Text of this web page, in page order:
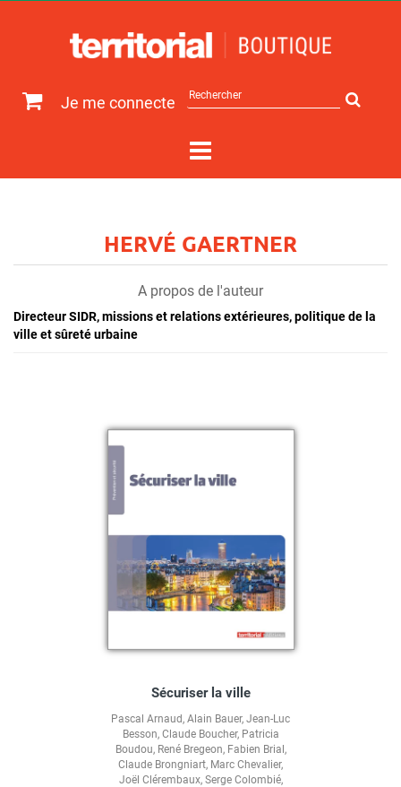
Je me connecte
sur
HERVÉ GAERTNER
A propos de l'auteur
Directeur SIDR, missions et relations extérieures, politique de la
ville et sûreté urbaine
Sécuriser la ville
Pascal Arnaud, Alain Bauer, Jean-Luc
Besson, Claude Boucher, Patricia
Boudou, René Bregeon, Fabien Brial,
Claude Brongniart, Marc Chevalier,
Joël Clérembaux, Serge Colombié,